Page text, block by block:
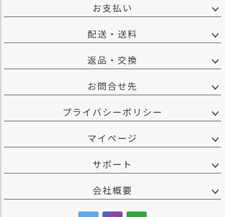
お支払い
配送・送料
返品・交換
お問合せ先
プライバシーポリシー
マイページ
サポート
会社概要